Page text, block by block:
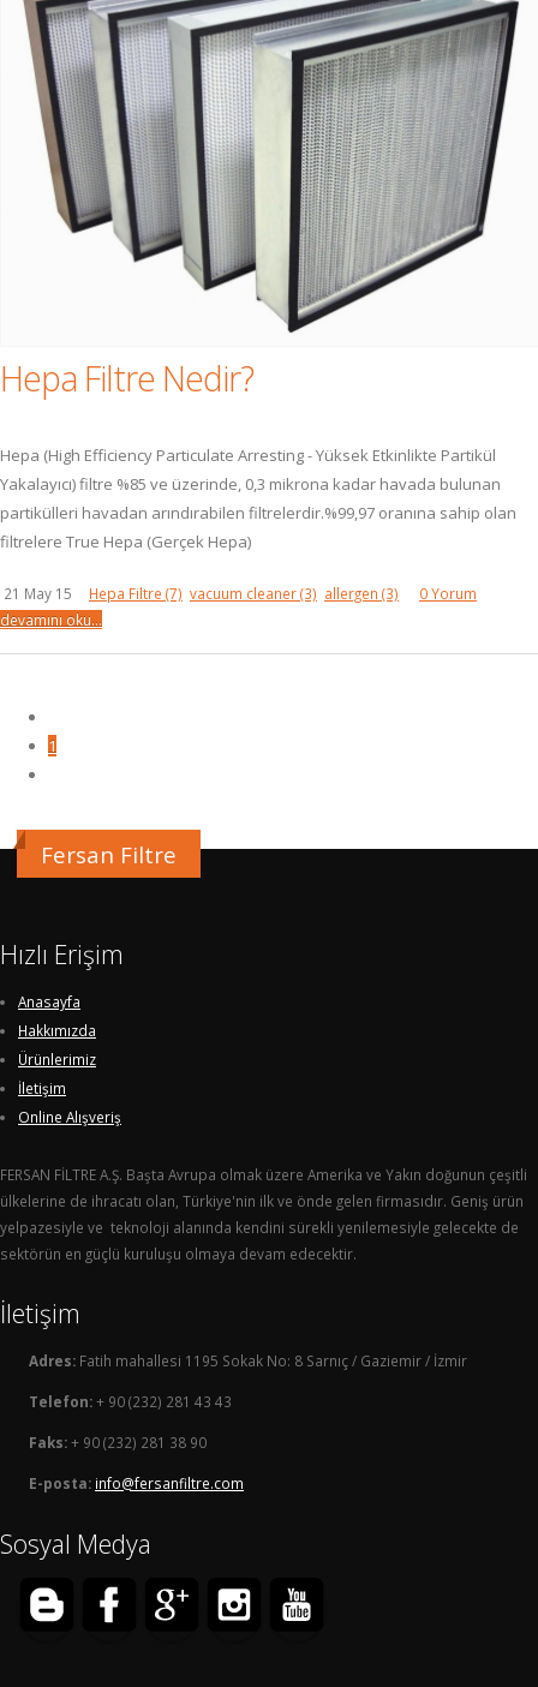
Hepa Filtre Nedir?
Hepa (High Efficiency Particulate Arresting - Yüksek Etkinlikte Partikül
Yakalayıcı) filtre %85 ve üzerinde, 0,3 mikrona kadar havada bulunan
partikülleri havadan arındırabilen filtrelerdir.%99,97 oranına sahip olan
filtrelere True Hepa (Gerçek Hepa)
21 May 15 Hepa Filtre (7) vacuum cleaner(3) allergen (3)
0 Yorum
devamını oku...
1
Fersan Filtre
Hızlı Erişim
Anasayfa
Hakkımızda
Ürünlerimiz
İletişim
Online Alışveriş
FERSAN FİLTRE A.Ş. Başta Avrupa olmak üzere Amerika ve Yakın doğunun çeşitli
ülkelerine de ihracatı olan, Türkiye'nin ilk ve önde gelen firmasıdır. Geniş ürün
yelpazesiyle ve teknoloji alanında kendini sürekli yenilemesiyle gelecekte de
sektörün en güçlü kuruluşu olmaya devam edecektir.
İletişim
Adres: Fatih mahallesi 1195 Sokak No: 8 Sarnıç / Gaziemir / İzmir
Telefon:+ 90 (232) 281 43 43
Faks:+ 90 (232) 281 38 90
E-posta: info@fersanfiltre.com
Sosyal Medya